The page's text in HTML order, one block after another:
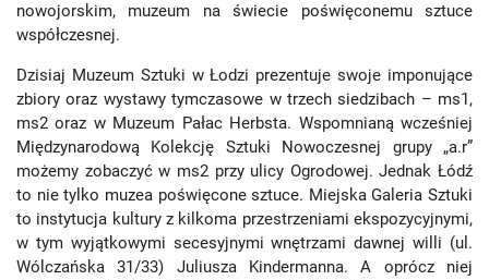
nowojorskim, muzeum na świecie poświęconemu sztuce
współczesnej.
Dzisiaj Muzeum Sztuki w Łodzi prezentuje swoje imponujące
zbiory oraz wystawy tymczasowe w trzech siedzibach – ms1,
ms2 oraz w Muzeum Pałac Herbsta. Wspomnianą wcześniej
Międzynarodową Kolekcję Sztuki Nowoczesnej grupy „a.r”
możemy zobaczyć w ms2 przy ulicy Ogrodowej. Jednak Łódź
to nie tylko muzea poświęcone sztuce. Miejska Galeria Sztuki
to instytucja kultury z kilkoma przestrzeniami ekspozycyjnymi,
w tym wyjątkowymi secesyjnymi wnętrzami dawnej willi (ul.
Wólczańska 31/33) Juliusza Kindermanna. A oprócz niej